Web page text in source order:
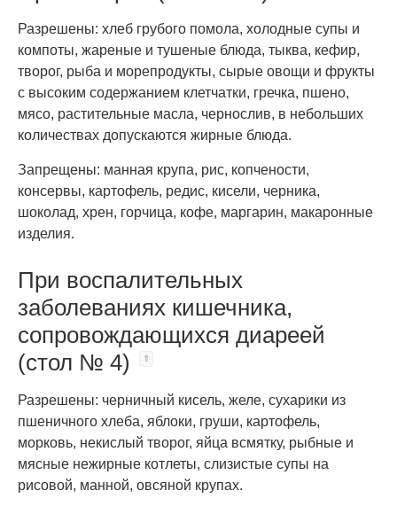
Разрешены: хлеб грубого помола, холодные супы и
компоты, жареные и тушеные блюда, тыква, кефир,
творог, рыба и морепродукты, сырые овощи и фрукты
с высоким содержанием клетчатки, гречка, пшено,
мясо, растительные масла, чернослив, в небольших
количествах допускаются жирные блюда.
Запрещены: манная крупа, рис, копчености,
консервы, картофель, редис, кисели, черника,
шоколад, хрен, горчица, кофе, маргарин, макаронные
изделия.
При воспалительных
заболеваниях кишечника,
сопровождающихся диареей
(стол № 4)
Разрешены: черничный кисель, желе, сухарики из
пшеничного хлеба, яблоки, груши, картофель,
морковь, некислый творог, яйца всмятку, рыбные и
мясные нежирные котлеты, слизистые супы на
рисовой, манной, овсяной крупах.